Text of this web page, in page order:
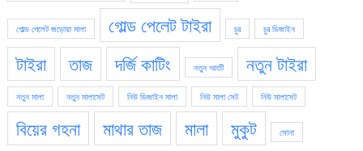
গোল্ড পেলেট জড়োয়া মালা গোল্ড পেলেট টাইরা চুর চুর ডিজাইন
টাইরা তাজ দর্জি কাটিং নতুন আংটি নতুন টাইরা
নতুন মালা নতুন মালাসেট নিউ ডিজাইন মালা নিউ মালা সেট নিউ মালাসেট
বিয়ের গহনা মাথার তাজ মালা মুকুট সোনা